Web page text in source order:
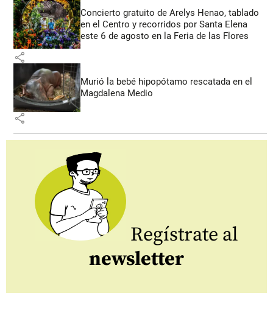
Concierto gratuito de Arelys Henao, tablado
en el Centro y recorridos por Santa Elena
este 6 de agosto en la Feria de las Flores
share
Murió la bebé hipopótamo rescatada en el
Magdalena Medio
share
Regístrate al
newsletter